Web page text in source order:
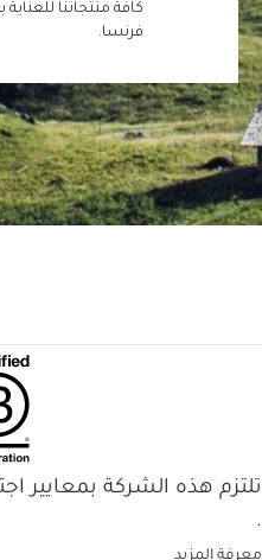
كافة منتجاتنا
فرنسا.
تلتزم هذه الشركة بمعايير
.